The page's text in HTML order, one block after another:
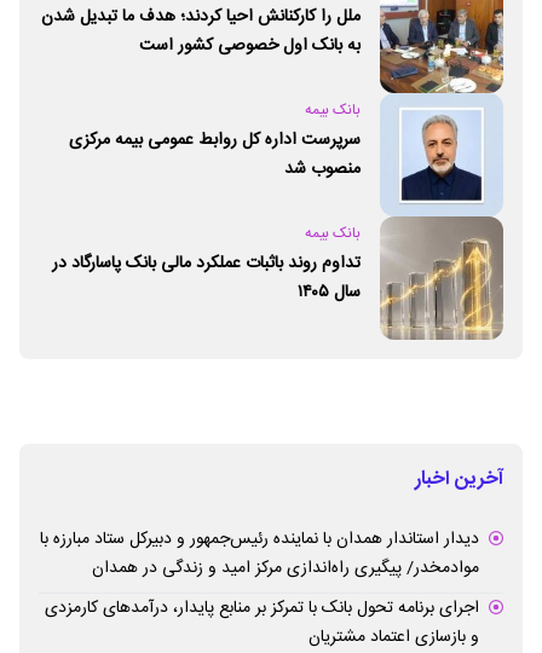
ملل را کارکنانش احیا کردند؛ هدف ما تبدیل شدن
به بانک اول خصوصی کشور است
بانک بیمه
سرپرست اداره کل روابط عمومی بیمه مرکزی
منصوب شد
بانک بیمه
تداوم روند باثبات عملکرد مالی بانک پاسارگاد در
سال ۱۴۰۵
آخرین اخبار
دیدار استاندار همدان با نماینده رئیس‌جمهور و دبیرکل ستاد مبارزه با
موادمخدر/ پیگیری راه‌اندازی مرکز امید و زندگی در همدان
اجرای برنامه تحول بانک با تمرکز بر منابع پایدار، درآمدهای کارمزدی
و بازسازی اعتماد مشتریان